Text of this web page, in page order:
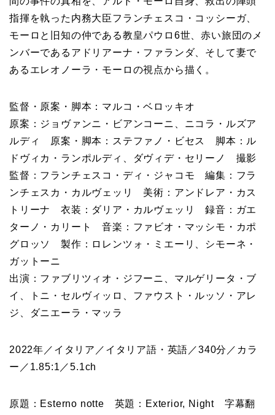
指揮を執った内務大臣フランチェスコ・コッシーガ、
モーロと旧知の仲である教皇パウロ6世、赤い旅団のメ
ンバーであるアドリアーナ・ファランダ、そして妻で
あるエレオノーラ・モーロの視点から描く。
監督・原案・脚本：マルコ・ベロッキオ
原案：ジョヴァンニ・ビアンコーニ、ニコラ・ルズア
ルディ 原案・脚本：ステファノ・ビセス 脚本：ル
ドヴィカ・ランポルディ、ダヴィデ・セリーノ 撮影
監督：フランチェスコ・ディ・ジャコモ 編集：フラ
ンチェスカ・カルヴェッリ 美術：アンドレア・カス
トリーナ 衣装：ダリア・カルヴェッリ 録音：ガエ
ターノ・カリート 音楽：ファビオ・マッシモ・カポ
グロッソ 製作：ロレンツォ・ミエーリ、シモーネ・
ガットーニ
出演：ファブリツィオ・ジフーニ、マルゲリータ・ブ
イ、トニ・セルヴィッロ、ファウスト・ルッソ・アレ
ジ、ダニエーラ・マッラ
2022年／イタリア／イタリア語・英語／340分／カラ
ー／1.85:1／5.1ch
原題：Esterno notte 英題：Exterior, Night 字幕翻